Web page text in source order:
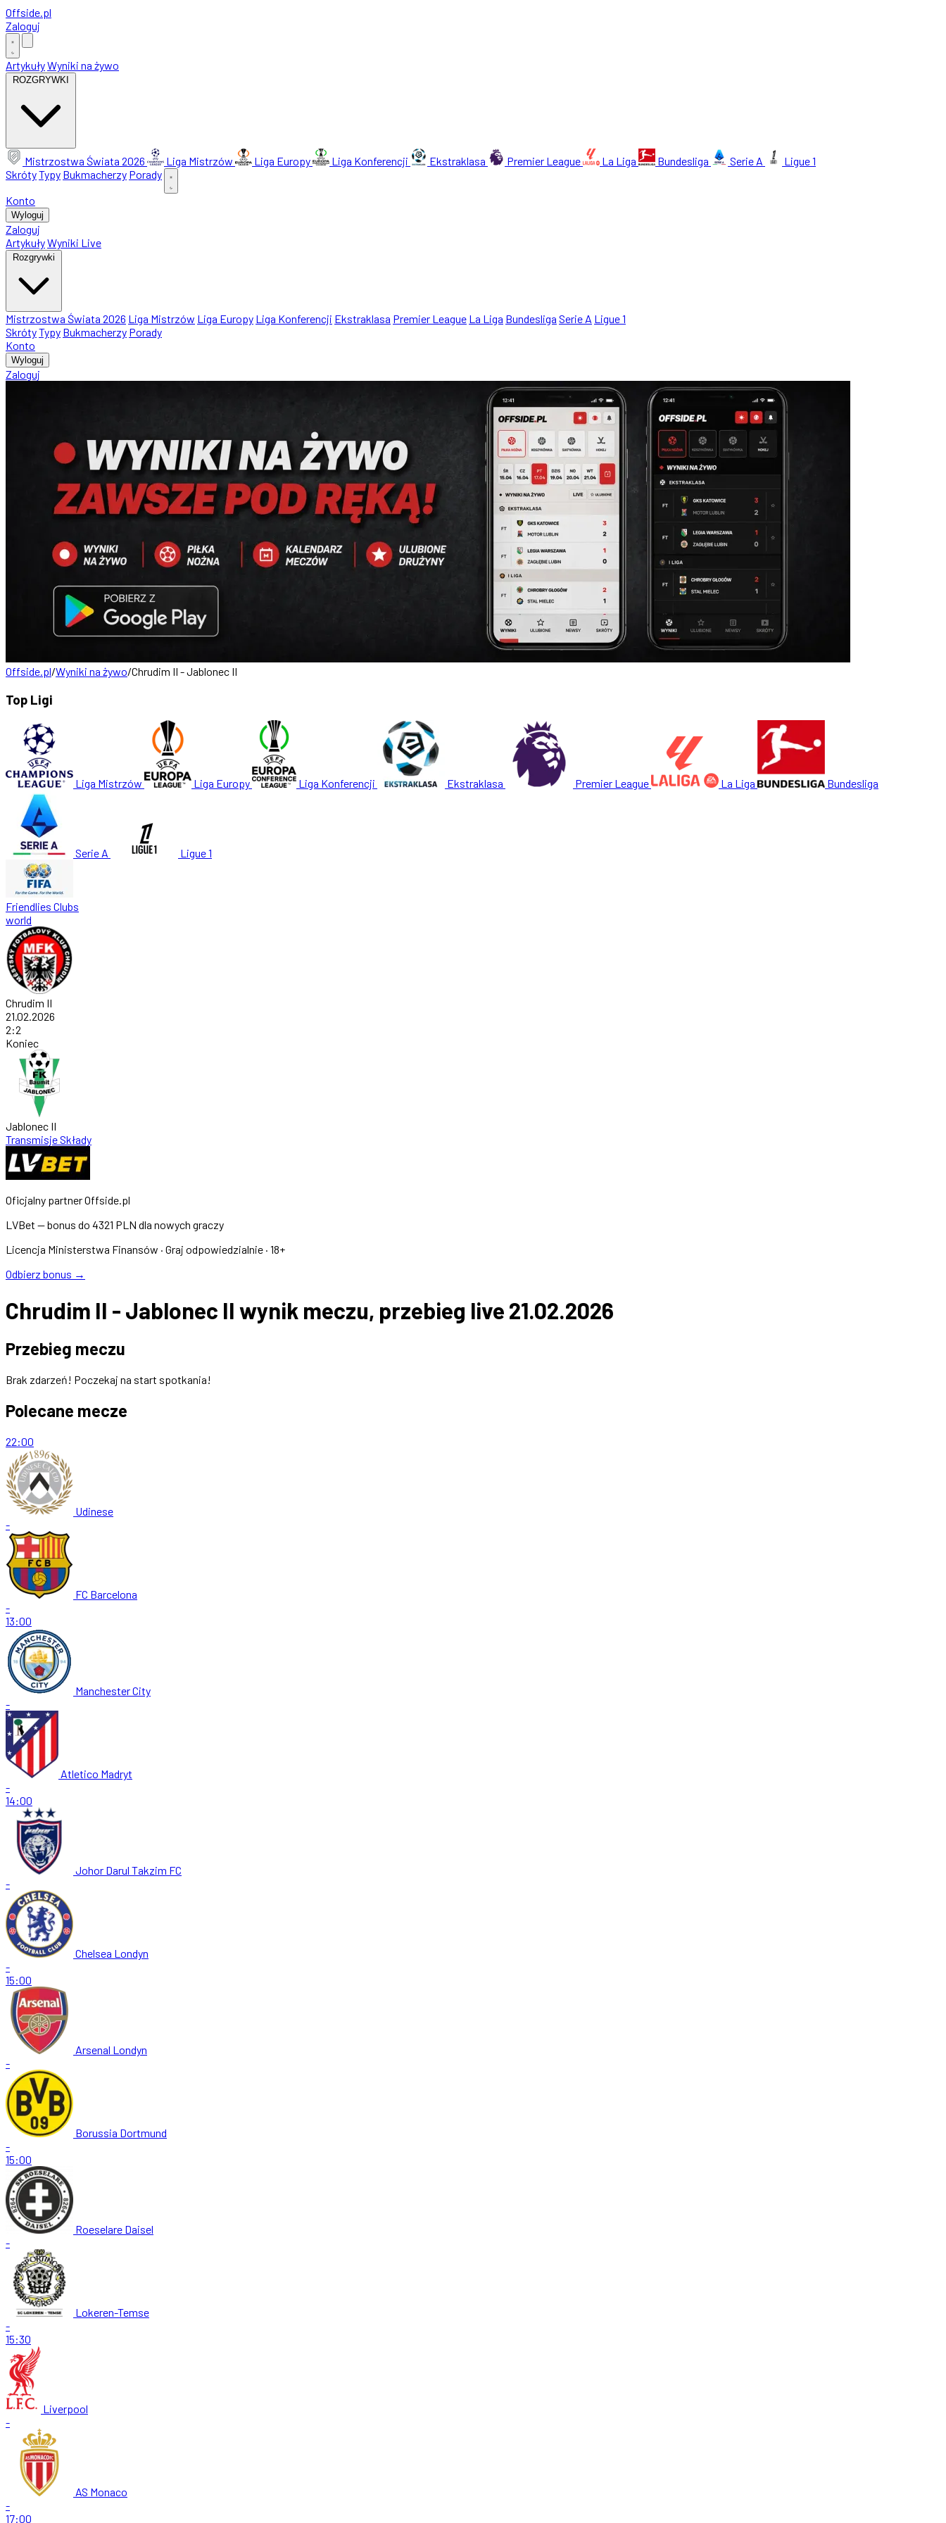
Offside.pl
Zaloguj
ArtykułyWyniki na żywo
ROZGRYWKI
Mistrzostwa Świata 2026 Liga Mistrzów Liga Europy Liga Konferencji Ekstraklasa Premier League La Liga Bundesliga Serie A
Ligue 1
SkrótyTypy Bukmacherzy Porady
Konto
Wyloguj
Zaloguj
ArtykułyWyniki Live
Rozgrywki
Mistrzostwa Świata 2026 Liga Mistrzów Liga Europy Liga Konferencji Ekstraklasa Premier League La Liga Bundesliga Serie A Ligue 1
SkrótyTypy Bukmacherzy Porady
Konto
Wyloguj
Zaloguj
Offside.pl/Wyniki na żywo/Chrudim II - Jablonec II
Top Ligi
Liga Mistrzów Liga Europy Liga Konferencji Ekstraklasa Premier League La Liga Bundesliga
Serie A Ligue 1
Friendlies Clubs
world
Chrudim II
21.02.2026
2:2
Koniec
Jablonec II
TransmisjeSkłady
Oficjalny partner Offside.pl
LVBet — bonus do 4321 PLN dla nowych graczy
Licencja Ministerstwa Finansów · Graj odpowiedzialnie · 18+
Odbierz bonus →
Chrudim II - Jablonec II wynik meczu, przebieg live 21.02.2026
Przebieg meczu
Brak zdarzeń! Poczekaj na start spotkania!
Polecane mecze
22:00
Udinese
-
FC Barcelona
-
13:00
Manchester City
-
Atletico Madryt
-
14:00
Johor Darul Takzim FC
-
Chelsea Londyn
-
15:00
Arsenal Londyn
-
Borussia Dortmund
-
15:00
Roeselare Daisel
-
Lokeren-Temse
-
15:30
Liverpool
-
AS Monaco
-
17:00